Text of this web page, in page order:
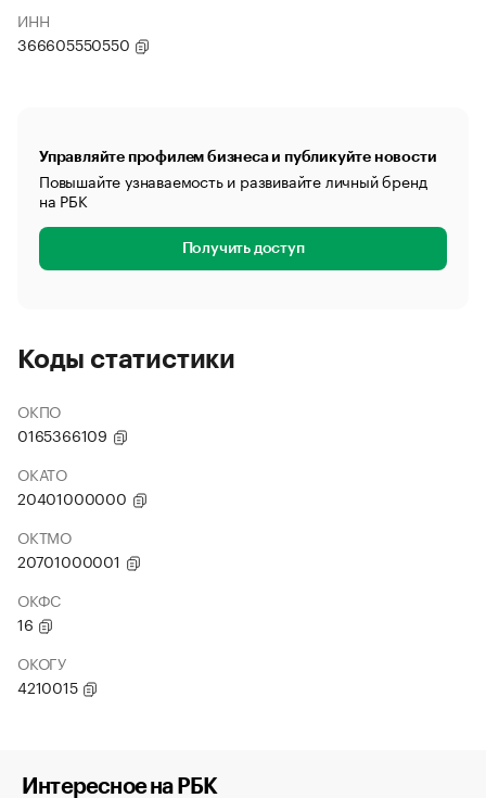
ИНН
366605550550
Управляйте профилем бизнеса и публикуйте новости
Повышайте узнаваемость и развивайте личный бренд
на РБК
Получить доступ
Коды статистики
ОКПО
0165366109
ОКАТО
20401000000
ОКТМО
20701000001
ОКФС
16
ОКОГУ
4210015
Интересное на РБК